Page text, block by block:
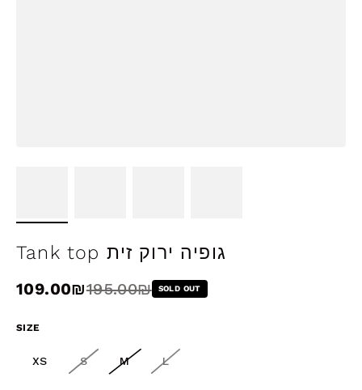
Tank top גופיה ירוק זית
Sale price
109.00₪
Regular price
195.00₪ SOLD OUT
SIZE
XS S M L